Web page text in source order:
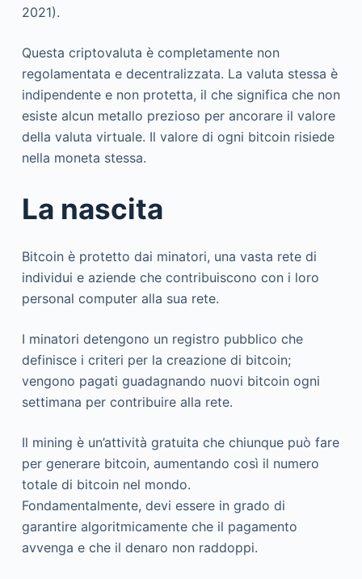
2021).
Questa criptovaluta è completamente non
regolamentata e decentralizzata. La valuta stessa è
indipendente e non protetta, il che significa che non
esiste alcun metallo prezioso per ancorare il valore
della valuta virtuale. Il valore di ogni bitcoin risiede
nella moneta stessa.
La nascita
Bitcoin è protetto dai minatori, una vasta rete di
individui e aziende che contribuiscono con i loro
personal computer alla sua rete.
I minatori detengono un registro pubblico che
definisce i criteri per la creazione di bitcoin;
vengono pagati guadagnando nuovi bitcoin ogni
settimana per contribuire alla rete.
Il mining è un’attività gratuita che chiunque può fare
per generare bitcoin, aumentando così il numero
totale di bitcoin nel mondo.
Fondamentalmente, devi essere in grado di
garantire algoritmicamente che il pagamento
avvenga e che il denaro non raddoppi.